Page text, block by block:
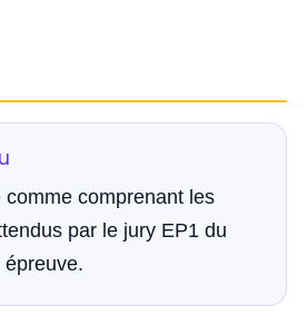
comprenant les
par le jury EP1 du